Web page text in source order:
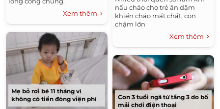
Xem thêm
Mẹ bỏ rơi bé 11 tháng vì
không có tiền đóng viện phí
nấu cháo cho trẻ ăn dặm
khiến cháo mất chất, con
chậm lớn
Xem thêm
Con 3 tuổi ngã từ tầng 3 do bố
mải chơi điện thoại